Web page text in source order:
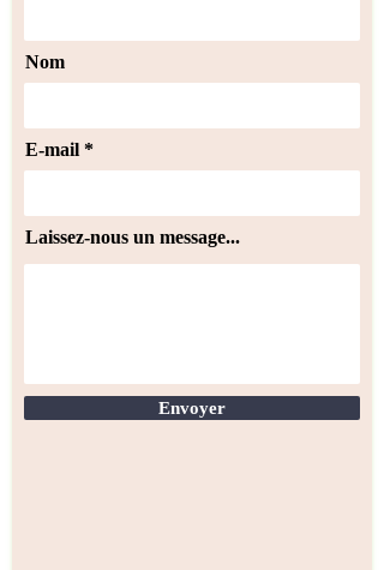
Nom
E-mail
Laissez-nous un message...
Envoyer